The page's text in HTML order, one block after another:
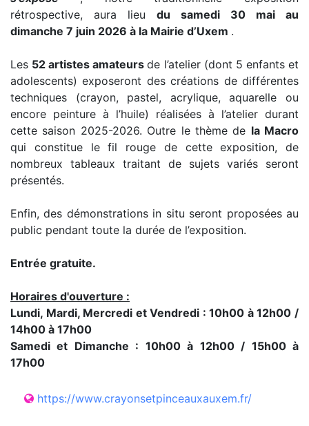
rétrospective, aura lieu du samedi 30 mai au
dimanche 7 juin 2026 à la Mairie d’Uxem .
Les 52 artistes amateursde l’atelier (dont 5 enfants et
adolescents) exposeront des créations de différentes
techniques (crayon, pastel, acrylique, aquarelle ou
encore peinture à l’huile) réalisées à l’atelier durant
cette saison 2025-2026. Outre le thème de la Macro
qui constitue le fil rouge de cette exposition, de
nombreux tableaux traitant de sujets variés seront
présentés.
Enfin, des démonstrations in situ seront proposées au
public pendant toute la durée de l’exposition.
Entrée gratuite.
Horaires d'ouverture :
Lundi, Mardi, Mercredi et Vendredi : 10h00 à 12h00 /
14h00 à 17h00
Samedi et Dimanche : 10h00 à 12h00 / 15h00 à
17h00
https://www.crayonsetpinceauxauxem.fr/